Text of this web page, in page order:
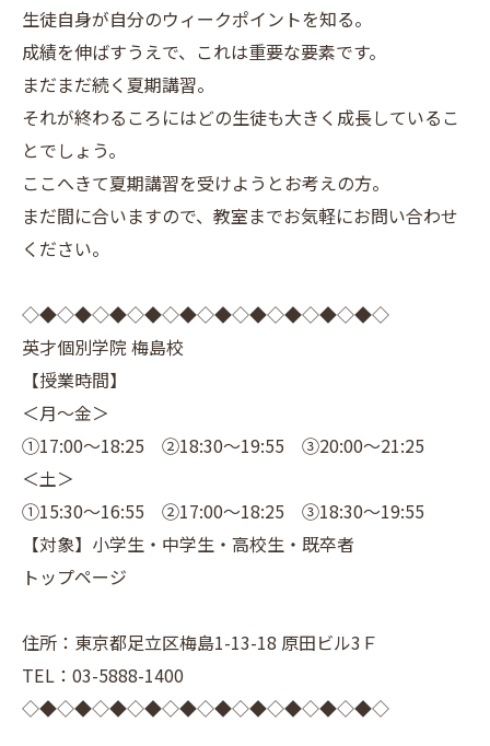
生徒自身が自分のウィークポイントを知る。
成績を伸ばすうえで、これは重要な要素です。
まだまだ続く夏期講習。
それが終わるころにはどの生徒も大きく成長しているこ
とでしょう。
ここへきて夏期講習を受けようとお考えの方。
まだ間に合いますので、教室までお気軽にお問い合わせ
ください。
◇◆◇◆◇◆◇◆◇◆◇◆◇◆◇◆◇◆◇◆◇
英才個別学院 梅島校
【授業時間】
＜月～金＞
①17:00～18:25 ②18:30～19:55 ③20:00～21:25
＜土＞
①15:30～16:55 ②17:00～18:25 ③18:30～19:55
【対象】小学生・中学生・高校生・既卒者
トップページ
住所：東京都足立区梅島1-13-18 原田ビル3Ｆ
TEL：03-5888-1400
◇◆◇◆◇◆◇◆◇◆◇◆◇◆◇◆◇◆◇◆◇